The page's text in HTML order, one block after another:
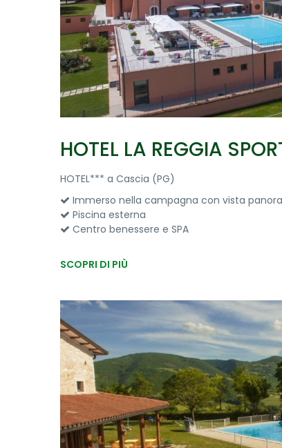
HOTEL LA REGGIA
HOTEL*** a Cascia (PG)
Immerso nella campagna con vista
Piscina esterna
Centro benessere e SPA
SCOPRI DI PIÙ